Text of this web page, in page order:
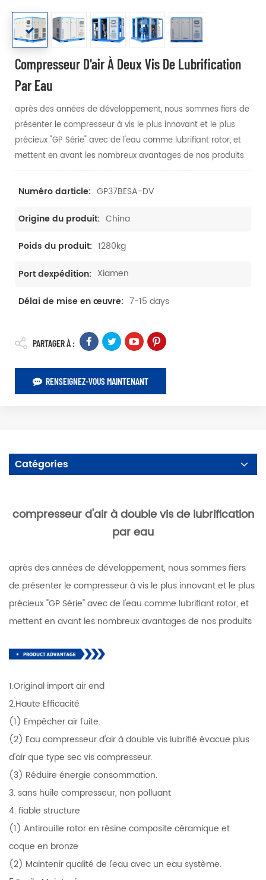
Compresseur D'air À Deux Vis De Lubrification
Par Eau
après des années de développement, nous sommes fiers de
présenter le compresseur à vis le plus innovant et le plus
précieux "GP Série" avec de l'eau comme lubrifiant rotor, et
mettent en avant les nombreux avantages de nos produits
Numéro darticle: GP37BESA-DV
Origine du produit: China
Poids du produit: 1280kg
Port dexpédition: Xiamen
Délai de mise en œuvre: 7-15 days
PARTAGER À :
RENSEIGNEZ-VOUS MAINTENANT
Catégories
compresseur d'air à double vis de lubrification
par eau
après des années de développement, nous sommes fiers
de présenter le compresseur à vis le plus innovant et le plus
précieux "GP Série" avec de l'eau comme lubrifiant rotor, et
mettent en avant les nombreux avantages de nos produits
1.Original import air end
2.Haute Efficacité
(1) Empêcher air fuite.
(2) Eau compresseur d'air à double vis lubrifié évacue plus
d'air que type sec vis compresseur.
(3) Réduire énergie consommation.
3. sans huile compresseur, non polluant
4. fiable structure
(1) Antirouille rotor en résine composite céramique et
coque en bronze
(2) Maintenir qualité de l'eau avec un eau système.